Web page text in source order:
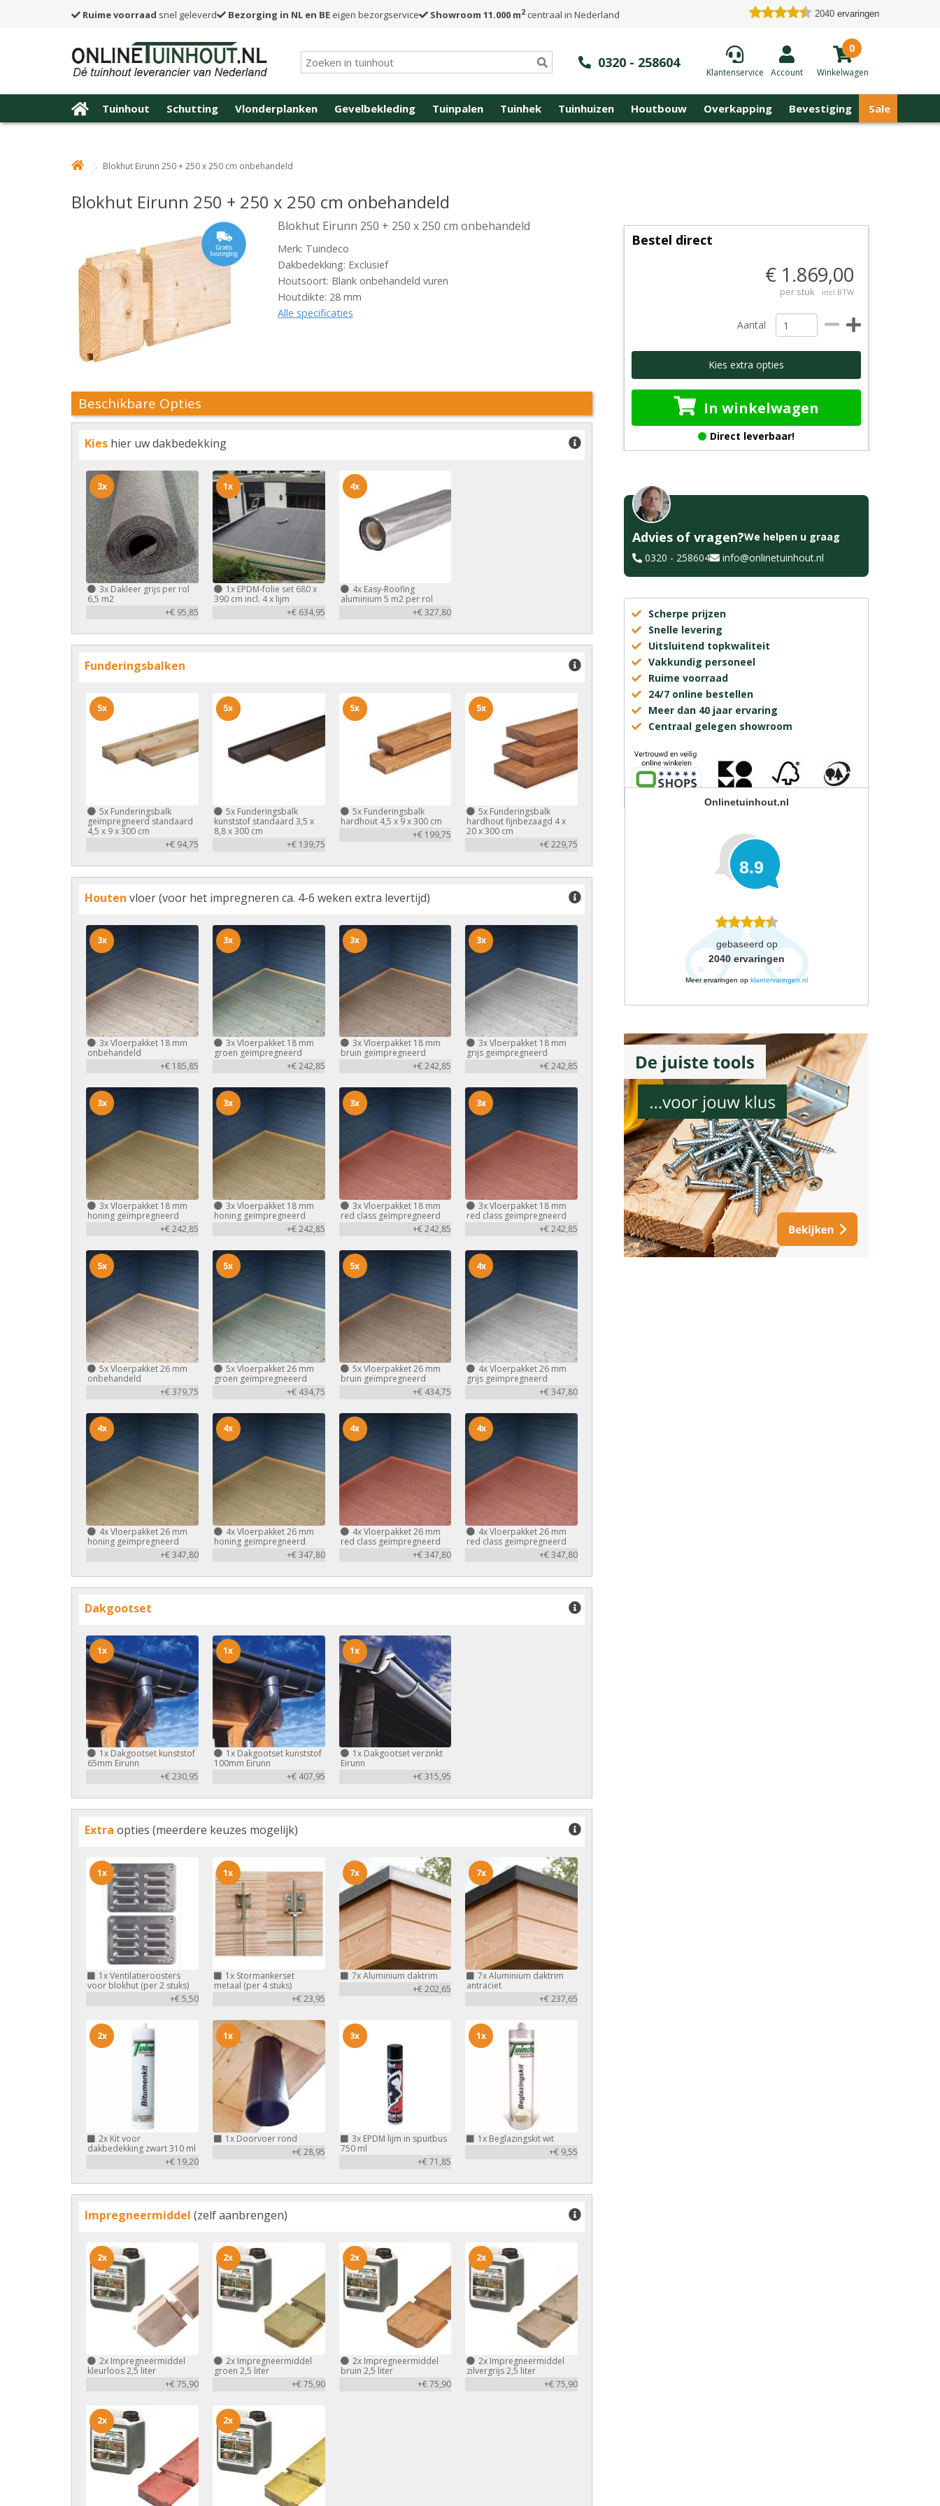
Ruime voorraad snel geleverd Bezorging in NL en BE eigen bezorgservice Showroom 11.000 m2centraal in Nederland 2040 ervaringen
0320 - 258604
Klantenservice Account
0
Winkelwagen
Tuinhout Schutting Vlonderplanken Gevelbekleding Tuinpalen Tuinhek Tuinhuizen Houtbouw Overkapping Bevestiging Sale
Blokhut Eirunn 250 + 250 x 250 cm onbehandeld
Blokhut Eirunn 250 + 250 x 250 cm onbehandeld
Blokhut Eirunn 250 + 250 x 250 cm onbehandeld
Merk: Tuindeco
Dakbedekking: Exclusief
Houtsoort: Blank onbehandeld vuren
Houtdikte: 28 mm
Alle specificaties
Beschikbare Opties
Kies hier uw dakbedekking
3x Dakleer grijs per rol
6,5 m2
+€ 95,85
3x
1xEPDM-folie set 680 x
390 cm incl. 4 x lijm
+€ 634,95
1x
4xEasy-Roofing
aluminium 5 m2 per rol
+€ 327,80
4x
Funderingsbalken
5x Funderingsbalk
geïmpregneerd standaard
4,5 x 9 x 300 cm
+€ 94,75
5x
5xFunderingsbalk
kunststof standaard 3,5 x
8,8 x 300 cm
+€ 139,75
5x
5xFunderingsbalk
hardhout 4,5 x 9 x 300 cm
+€ 199,75
5x
5x Funderingsbalk
hardhout fijnbezaagd 4 x
20 x 300 cm
+€ 229,75
5x
Houten vloer (voor het impregneren ca. 4-6 weken extra levertijd)
3xVloerpakket 18 mm
onbehandeld
+€ 185,85
3x
3xVloerpakket 18 mm
groen geïmpregneerd
+€ 242,85
3x
3xVloerpakket 18 mm
bruin geïmpregneerd
+€ 242,85
3x
3xVloerpakket 18 mm
grijs geïmpregneerd
+€ 242,85
3x
3xVloerpakket 18 mm
honing geïmpregneerd
+€ 242,85
3x
3xVloerpakket 18 mm
honing geïmpregneerd
+€ 242,85
3x
3xVloerpakket 18 mm
red class geïmpregneerd
+€ 242,85
3x
3xVloerpakket 18 mm
red class geïmpregneerd
+€ 242,85
3x
5xVloerpakket 26 mm
onbehandeld
+€ 379,75
5x
5xVloerpakket 26 mm
groen geïmpregneeerd
+€ 434,75
5x
5xVloerpakket 26 mm
bruin geïmpregneerd
+€ 434,75
5x
4xVloerpakket 26 mm
grijs geïmpregneerd
+€ 347,80
4x
4xVloerpakket 26 mm
honing geïmpregneerd
+€ 347,80
4x
4xVloerpakket 26 mm
honing geïmpregneerd
+€ 347,80
4x
4xVloerpakket 26 mm
red class geïmpregneerd
+€ 347,80
4x
4xVloerpakket 26 mm
red class geïmpregneerd
+€ 347,80
4x
Dakgootset
1x Dakgootset kunststof
65mm Eirunn
+€ 230,95
1x
1xDakgootset kunststof
100mm Eirunn
+€ 407,95
1x
1xDakgootset verzinkt
Eirunn
+€ 315,95
1x
Extra opties (meerdere keuzes mogelijk)
1xVentilatieroosters
voor blokhut (per 2 stuks)
+€ 5,50
1x
1xStormankerset
metaal (per 4 stuks)
+€ 23,95
1x
7xAluminium daktrim
+€ 202,65
7x
7xAluminium daktrim
antraciet
+€ 237,65
7x
2x Kit voor
dakbedekking zwart 310 ml
+€ 19,20
2x
1xDoorvoer rond
+€ 28,95
1x
3xEPDM lijm in spuitbus
750 ml
+€ 71,85
3x
1x Beglazingskit wit
+€ 9,55
1x
Impregneermiddel (zelf aanbrengen)
2x Impregneermiddel
kleurloos 2,5 liter
+€ 75,90
2x
2xImpregneermiddel
groen 2,5 liter
+€ 75,90
2x
2xImpregneermiddel
bruin 2,5 liter
+€ 75,90
2x
2x Impregneermiddel
zilvergrijs 2,5 liter
+€ 75,90
2x
2x 2x
Bestel direct
€ 1.869,00
per stuk incl BTW
Aantal
Kies extra opties
In winkelwagen
Direct leverbaar!
Advies of vragen?We helpen u graag
0320 - 258604
info@onlinetuinhout.nl
Scherpe prijzen
Snelle levering
Uitsluitend topkwaliteit
Vakkundig personeel
Ruime voorraad
24/7 online bestellen
Meer dan 40 jaar ervaring
Centraal gelegen showroom
Onlinetuinhout.nl
8.9
gebaseerd op
2040 ervaringen
Meer ervaringen op klantervaringen.nl